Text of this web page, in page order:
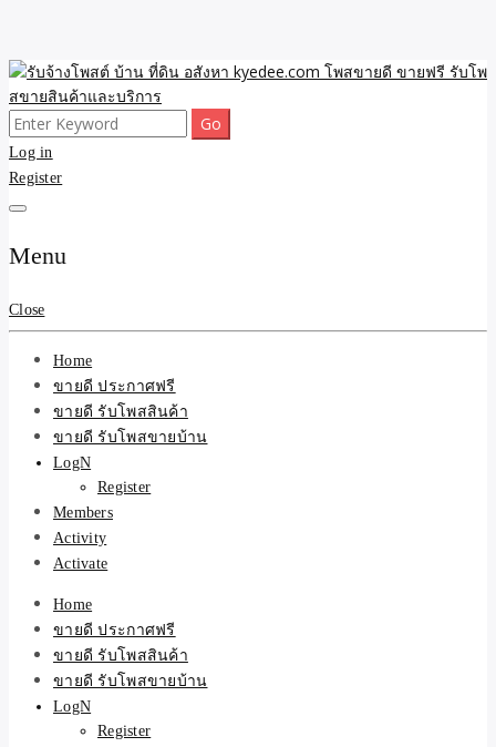
Skip
to
content
รับจ้างโพสต์ บ้าน ที่ดิน
อสังหา kyedee.com โพส
ขายดี ขายฟรี รับโพสขาย
สินค้าและบริการ
ขายดี โพสประกาศขายสินค้าฟรี บ้าน ที่ดิน อสังหา รับโพสต์ประกาศขาย
ของ รับรองผล ดีที่สุดถูกที่สุด ติดหน้าแรกกูเกืล
Search
for:
Log in
Register
Menu
Close
Home
ขายดี ประกาศฟรี
ขายดี รับโพสสินค้า
ขายดี รับโพสขายบ้าน
LogN
Register
Members
Activity
Activate
Home
ขายดี ประกาศฟรี
ขายดี รับโพสสินค้า
ขายดี รับโพสขายบ้าน
LogN
Register